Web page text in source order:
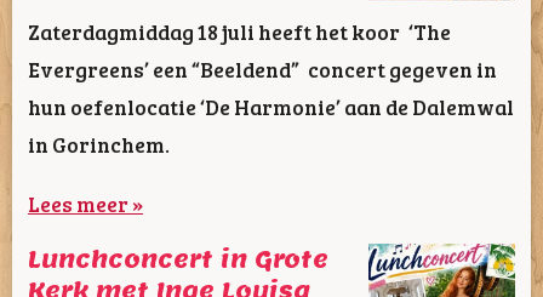
Zaterdagmiddag 18 juli heeft het koor ‘The
Evergreens’ een “Beeldend” concert gegeven in
hun oefenlocatie ‘De Harmonie’ aan de Dalemwal
in Gorinchem.
Lees meer »
Lunchconcert in Grote
Kerk met Inge Louisa